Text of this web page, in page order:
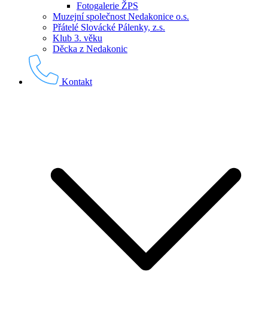
Fotogalerie ŽPS
Muzejní společnost Nedakonice o.s.
Přátelé Slovácké Pálenky, z.s.
Klub 3. věku
Děcka z Nedakonic
Kontakt